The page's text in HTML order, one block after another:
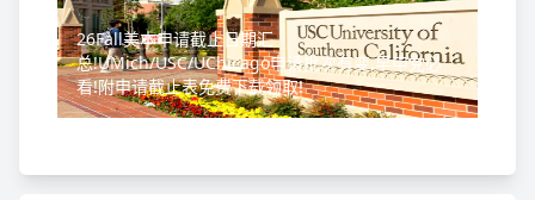
26Fall美本申请截止日期汇
总!UMich/USC/UChicago申请批次有变,早申党必
看!附申请截止表免费下载领取!